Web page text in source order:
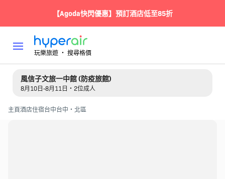
【Agoda快閃優惠】預訂酒店低至85折
玩樂旅遊 ‧ 搜尋格價
風信子文旅一中館 (防疫旅館)
8月10日-8月11日・2位成人
主頁酒店住宿台中台中・北區